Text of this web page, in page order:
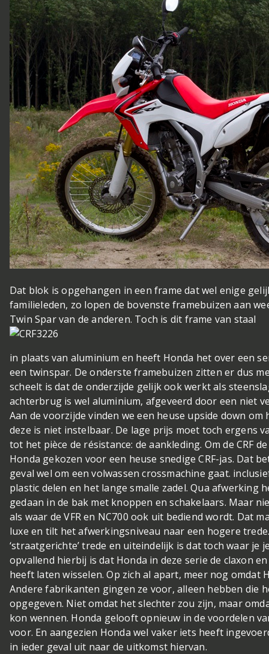
Dat blok is opgehangen in een frame dat wel enige
familieleden, zo lopen de bovenste framebuizen aan
Twin Spar van de anderen. Toch is dit frame van staal
in plaats van aluminium en heeft Honda het over een
een twinspar. De onderste framebuizen zitten er dus
scheelt is dat de onderzijde gelijk ook werkt als
achterbrug is wel aluminium, afgeveerd door een niet
Aan de voorzijde vinden we een heuse upside down
deze is niet instelbaar. De lage prijs moet toch ergens
tot het pièce de résistance: de aankleding. Om de CRF
Honda gekozen voor een heuse snedige CRF-jas. Dat
geval wel om een volwassen crossmachine gaat.
plastic delen en het lange smalle zadel. Qua afwerking
gedaan in de bak met knoppen en schakelaars. Maar
als waar de VFR en NC700 ook uit bediend wordt. Dat
luxe en tilt het afwerkingsniveau naar een hogere
‘straatgerichte’ trede en uiteindelijk is dat toch waar je
opvallend hierbij is dat Honda in deze serie de claxon
heeft laten wisselen. Op zich al apart, meer nog omdat
Andere fabrikanten gingen ze voor, alleen hebben die
opgegeven. Niet omdat het slechter zou zijn, maar
kon wennen. Honda gelooft opnieuw in de voordelen
voor. En aangezien Honda wel vaker iets heeft
in ieder geval uit naar de uitkomst hiervan.